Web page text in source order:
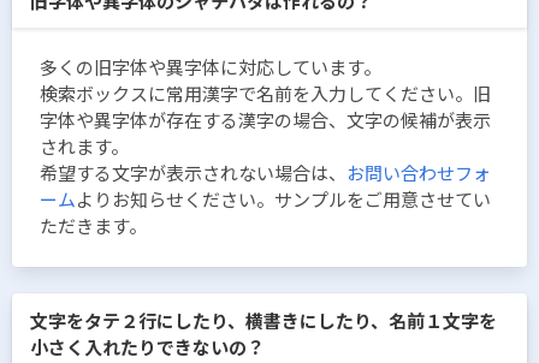
多くの旧字体や異字体に対応しています。
検索ボックスに常用漢字で名前を入力してください。旧
字体や異字体が存在する漢字の場合、文字の候補が表示
されます。
希望する文字が表示されない場合は、 お問い合わせフォ
ームよりお知らせください。サンプルをご用意させてい
ただきます。
文字をタテ２行にしたり、横書きにしたり、名前１文字を
小さく入れたりできないの？